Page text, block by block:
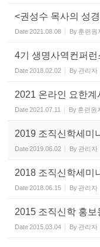
<권성수 목사의 성
Date 2021.08.08 By 훈련원
4기 생명사역컨퍼
Date 2018.02.02 By 관리자
2021 온라인 요한계
Date 2021.07.11 By 훈련원
2019 조직신학세미
Date 2019.06.02 By 관리자
2018 조직신학세미
Date 2018.06.15 By 관리자
2015 조직신학 홍보
Date 2015.03.04 By 관리자